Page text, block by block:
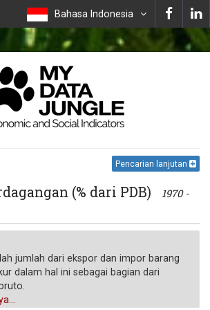
Bahasa Indonesia
Pencarian lanjutan
(% dari PDB)
1970 -
jumlah dari ekspor dan impor barang
dalam hal ini sebagai bagian dari